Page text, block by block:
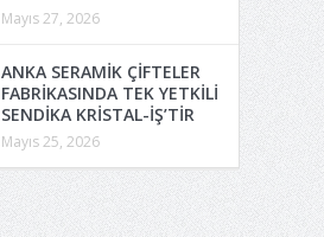
Mayıs 27, 2026
ANKA SERAMİK ÇİFTELER
FABRİKASINDA TEK YETKİLİ
SENDİKA KRİSTAL-İŞ’TİR
Mayıs 25, 2026